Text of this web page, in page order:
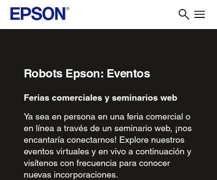
Robots Epson: Eventos
Ferias comerciales y seminarios web
Ya sea en persona en una feria comercial o
en línea a través de un seminario web, ¡nos
encantaría conectarnos! Explore nuestros
eventos virtuales y en vivo a continuación y
visítenos con frecuencia para conocer
nuevas incorporaciones.